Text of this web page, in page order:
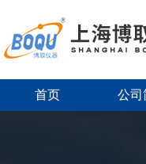
首页 公司